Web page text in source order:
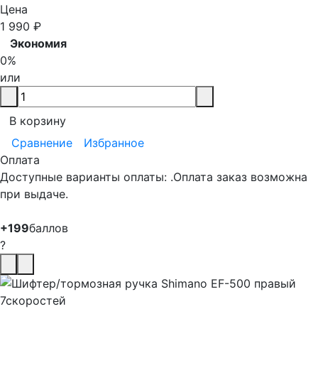
Цена
1 990 ₽
Экономия
0%
или
В корзину
Сравнение
Избранное
Оплата
Доступные варианты оплаты: .Оплата заказ возможна
при выдаче.
+199баллов
?